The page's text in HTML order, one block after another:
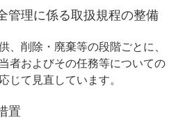
理に係る取扱規程の整備
、削除・廃棄等の段階ごとに、
者およびその任務等についての
じて見直しています。
置